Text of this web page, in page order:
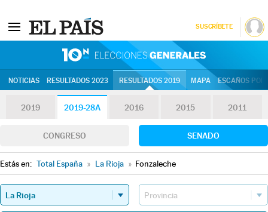
SUSCRÍBETE
NOTICIAS RESULTADOS 2023 RESULTADOS 2019 MAPA ESCAÑOS
2019 2019-28A 2016 2015 2011
CONGRESO SENADO
Estás en: Total España » La Rioja » Fonzaleche